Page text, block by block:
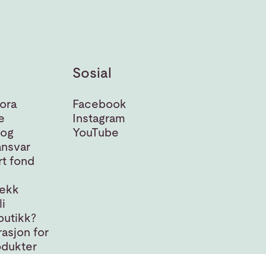
fond
for
Sosial
Facebook
Instagram
YouTube